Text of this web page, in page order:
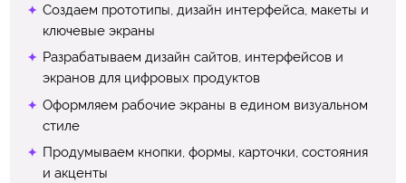
Создаем прототипы, дизайн интерфейса, макеты и
ключевые экраны
Разрабатываем дизайн сайтов, интерфейсов и
экранов для цифровых продуктов
Оформляем рабочие экраны в едином визуальном
стиле
Продумываем кнопки, формы, карточки, состояния
и акценты